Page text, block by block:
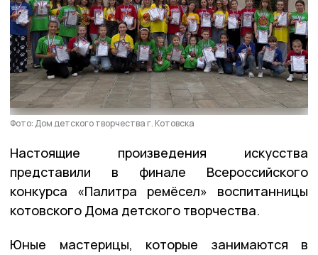
Фото: Дом детского творчества г. Котовска
Настоящие произведения искусства
представили в финале Всероссийского
конкурса «Палитра ремёсел» воспитанницы
котовского Дома детского творчества.
Юные мастерицы, которые занимаются в